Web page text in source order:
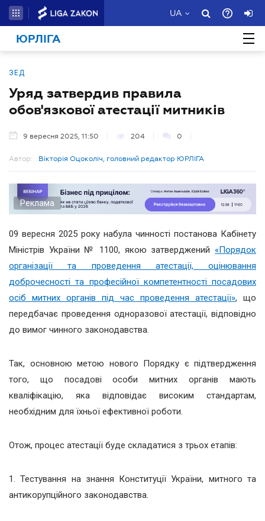
UA
ЮРЛІГА
ЗЕД
Уряд затвердив правила
обов'язкової атестації митників
9 вересня 2025, 11:50 204 0
Автор: Вікторія Оцоколіч, головний редактор ЮРЛІГА
Реклама
09 вересня 2025 року набула чинності постанова Кабінету
Міністрів України № 1100, якою затверджений «Порядок
організації та проведення атестації, оцінювання
доброчесності та професійної компетентності посадових
осіб митних органів під час проведення атестації», що
передбачає проведення одноразової атестації, відповідно
до вимог чинного законодавства.
Так, основною метою нового Порядку є підтвердження
того, що посадові особи митних органів мають
кваліфікацію, яка відповідає високим стандартам,
необхідним для їхньої ефективної роботи.
Отож, процес атестації буде складатися з трьох етапів:
1. Тестування на знання Конституції України, митного та
антикорупційного законодавства.